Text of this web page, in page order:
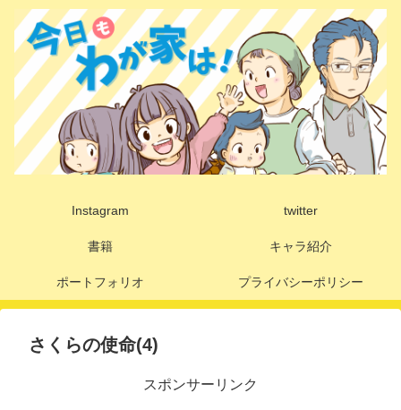
Instagram twitter
書籍 キャラ紹介
ポートフォリオ プライバシーポリシー
さくらの使命(4)
スポンサーリンク